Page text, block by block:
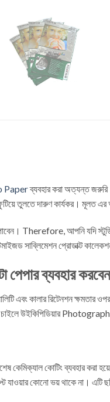
Paperব্যবহার করা অত্যন্ত
তুলতে দারুণ কার্যকর। মূলত
পাবেন। Therefore, আপনি যদি
সাব্লিমেশন প্রোডাক্ট
ব্যবহার
এবং কালার রিটেনশন
চাইলে উইকিপিডিয়ার
কোটিং ব্যবহার করা
কোনো ভয় থাকে না। এটি